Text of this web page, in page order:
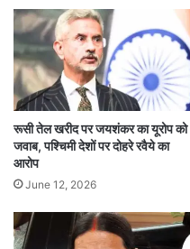
सकता है। यही वजह है कि
शिक्षा देने के लिए भारी
रूसी तेल खरीद पर जयशंकर का यूरोप को
जवाब, पश्चिमी देशों पर दोहरे रवैये का
आरोप
June 12, 2026